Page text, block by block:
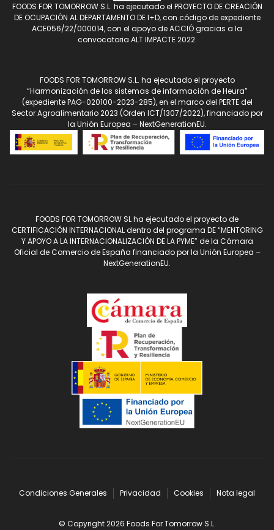
FOODS FOR TOMORROW S.L. ha ejecutado el PROYECTO DE CREACIÓN
DE OCUPACIÓN AL DEPARTAMENTO DE I+D, con código de expediente
ACE056/22/000014, con el apoyo de ACCIÓ gracias a la
convocatoria ALT IMPACTE 2022.
FOODS FOR TOMORROW S.L. ha ejecutado el proyecto
“Harmonización de los sistemas de información de Heura”
(expediente PAG-020100-2023-285), en el marco del PERTE del
Sector Agroalimentario 2023 (Orden ICT/1307/2022), financiado por
la Unión Europea – NextGenerationEU.
FOODS FOR TOMORROW SL ha ejecutado el proyecto de
CERTIFICACIÓN INTERNACIONAL dentro del programa DE “MENTORING
Y APOYO A LA INTERNACIONALIZACIÓN DE LA PYME” de la Cámara
Oficial de Comercio de España financiado por la Unión Europea –
NextGenerationEU.
© Copyright 2026 Foods For Tomorrow S.L.
Condiciones Generales Privacidad Cookies Nota legal